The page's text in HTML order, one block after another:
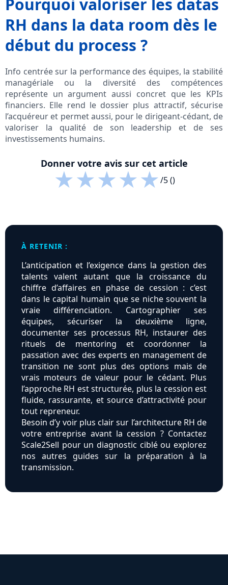
Pourquoi valoriser les datas
RH dans la data room dès le
début du process ?
Info centrée sur la performance des équipes, la stabilité
managériale ou la diversité des compétences
représente un argument aussi concret que les KPIs
financiers. Elle rend le dossier plus attractif, sécurise
l’acquéreur et permet aussi, pour le dirigeant-cédant, de
valoriser la qualité de son leadership et de ses
investissements humains.
Donner votre avis sur cet article
★★★★★/5 ()
À RETENIR :
L’anticipation et l’exigence dans la gestion des
talents valent autant que la croissance du
chiffre d’affaires en phase de cession : c’est
dans le capital humain que se niche souvent la
vraie différenciation. Cartographier ses
équipes, sécuriser la deuxième ligne,
documenter ses processus RH, instaurer des
rituels de mentoring et coordonner la
passation avec des experts en management de
transition ne sont plus des options mais de
vrais moteurs de valeur pour le cédant. Plus
l’approche RH est structurée, plus la cession est
fluide, rassurante, et source d’attractivité pour
tout repreneur.
Besoin d’y voir plus clair sur l’architecture RH de
votre entreprise avant la cession ? Contactez
Scale2Sell pour un diagnostic ciblé ou explorez
nos autres guides sur la préparation à la
transmission.